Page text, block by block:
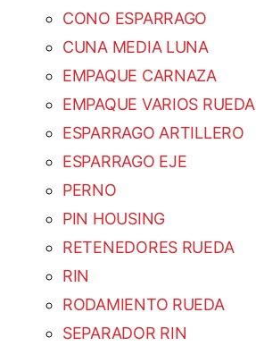
CONO ESPARRAGO
CUNA MEDIA LUNA
EMPAQUE CARNAZA
EMPAQUE VARIOS RUEDA
ESPARRAGO ARTILLERO
ESPARRAGO EJE
PERNO
PIN HOUSING
RETENEDORES RUEDA
RIN
RODAMIENTO RUEDA
SEPARADOR RIN